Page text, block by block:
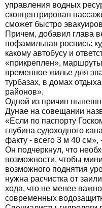
управления водных
сконцентрирован
сможет быстро
Причем, добавил глава
пофамильная роспись:
какому автобусу и
«прикреплен»,
временное жилье для
турбазах, в домах
районов».
Одной из причин
Дунае на совещании
«Если по паспорту
глубина судоходного
факту - всего 3 м 40
Он подчеркнул, что
возможности, чтобы
возможного поднятия
нужна расчистка от
хода, что не менее
современных